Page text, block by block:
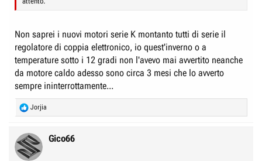
s
i
o
n
e
Non saprei i nuovi motori serie K montanto tutti di serie il
regolatore di coppia elettronico, io quest'inverno o a
temperature sotto i 12 gradi non l'avevo mai avvertito neanche
da motore caldo adesso sono circa 3 mesi che lo avverto
sempre ininterrottamente...
R
e
c
t
i
Jorjia
Gico66